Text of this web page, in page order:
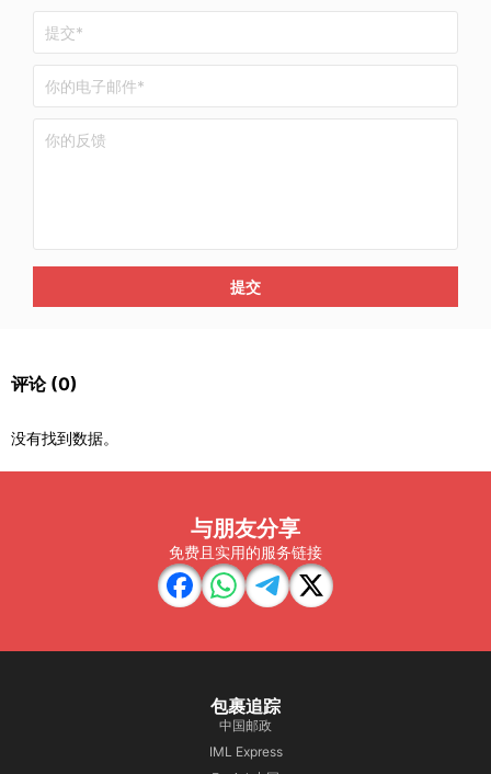
提交
评论 (0)
没有找到数据。
与朋友分享
免费且实用的服务链接
包裹追踪
中国邮政
IML Express